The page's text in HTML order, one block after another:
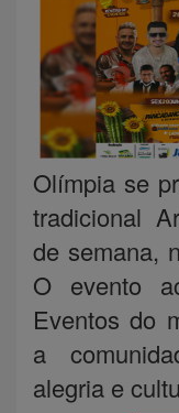
Olímpia se
tradicional
de semana,
O evento
Eventos do
a
alegria e